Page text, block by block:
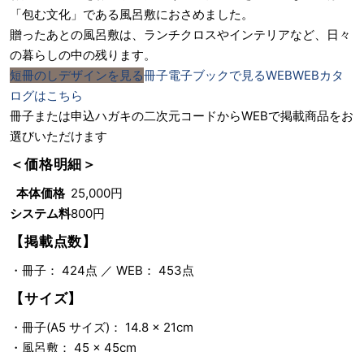
「包む文化」である風呂敷におさめました。
贈ったあとの風呂敷は、ランチクロスやインテリアなど、日々
の暮らしの中の残ります。
短冊のしデザインを見る冊子電子ブックで見るWEBWEBカタ
ログはこちら
冊子または申込ハガキの二次元コードからWEBで掲載商品をお
選びいただけます
＜価格明細＞
本体価格 25,000円
システム料800円
【掲載点数】
・冊子： 424点 ／ WEB： 453点
【サイズ】
・冊子(A5 サイズ)： 14.8 × 21cm
・風呂敷： 45 × 45cm